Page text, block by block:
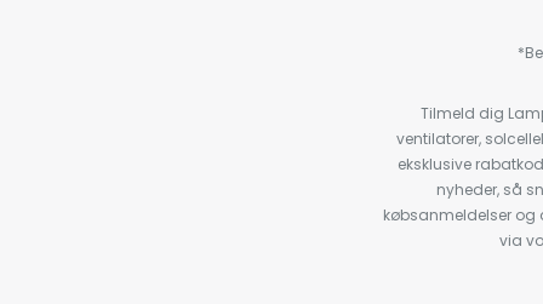
Tilmeld dig
ventilatorer,
eksklusive
nyheder, så
købsanmeldelser og
via